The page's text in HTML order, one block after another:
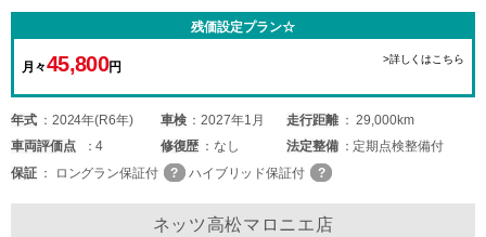
残価設定プラン☆
月々45,800円
>詳しくはこちら
年式 2024年(R6年) 車検 2027年1月 走行距離
29,000km
車両評価点 4 修復歴 なし 法定整備
定期点検整備付
保証
ロングラン保証付 ハイブリッド保証付
ネッツ高松マロニエ店